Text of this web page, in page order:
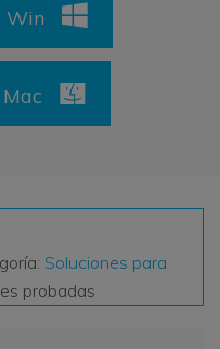
Sign In
Win
Soluciones para
probadas